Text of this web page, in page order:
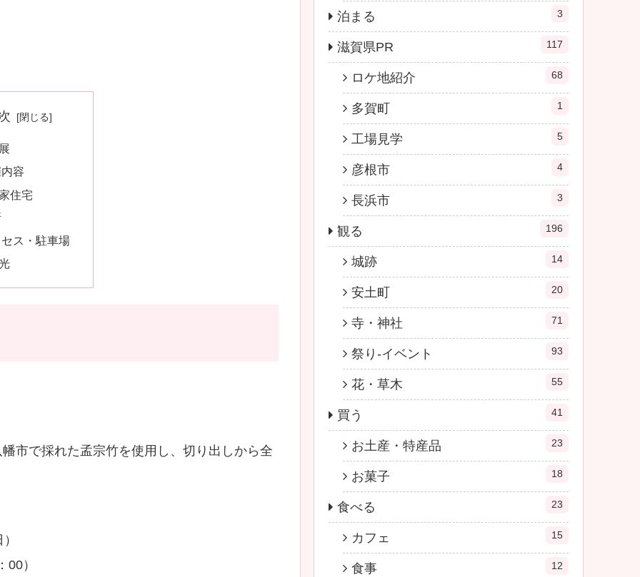
容
住宅
ス・駐車場
市で採れた孟宗竹を使用し、切り出しから全
）
泊まる 3
滋賀県PR 117
ロケ地紹介 68
多賀町 1
工場見学 5
彦根市 4
長浜市 3
観る 196
城跡 14
安土町 20
寺・神社 71
祭り-イベント 93
花・草木 55
買う 41
お土産・特産品 23
お菓子 18
食べる 23
カフェ 15
食事 12